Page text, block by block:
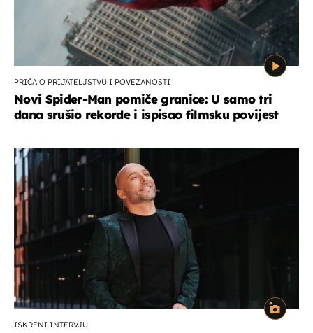
PRIČA O PRIJATELJSTVU I POVEZANOSTI
Novi Spider-Man pomiče granice: U samo tri
dana srušio rekorde i ispisao filmsku povijest
ISKRENI INTERVJU